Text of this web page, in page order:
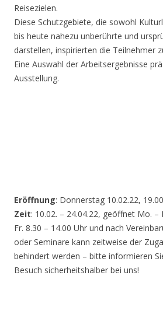
Reisezielen.
Diese Schutzgebiete, die sowohl
bis heute nahezu unberührte und
darstellen, inspirierten die Teilnehmer
Eine Auswahl der Arbeitsergebnisse
Ausstellung.
Eröffnung: Donnerstag 10.02.22,
Zeit: 10.02. – 24.04.22, geöffnet Mo. –
Fr. 8.30 – 14.00 Uhr und nach
oder Seminare kann zeitweise der
behindert werden – bitte informieren
Besuch sicherheitshalber bei uns!